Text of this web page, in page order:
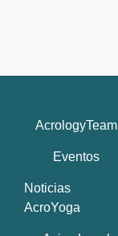
AcrologyTeam
Eventos
Noticias
AcroYoga